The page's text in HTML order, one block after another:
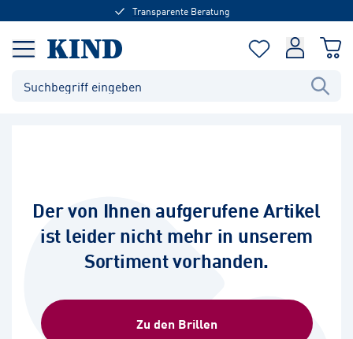
Transparente Beratung
Der von Ihnen aufgerufene Artikel
ist leider nicht mehr in unserem
Sortiment vorhanden.
Zu den Brillen